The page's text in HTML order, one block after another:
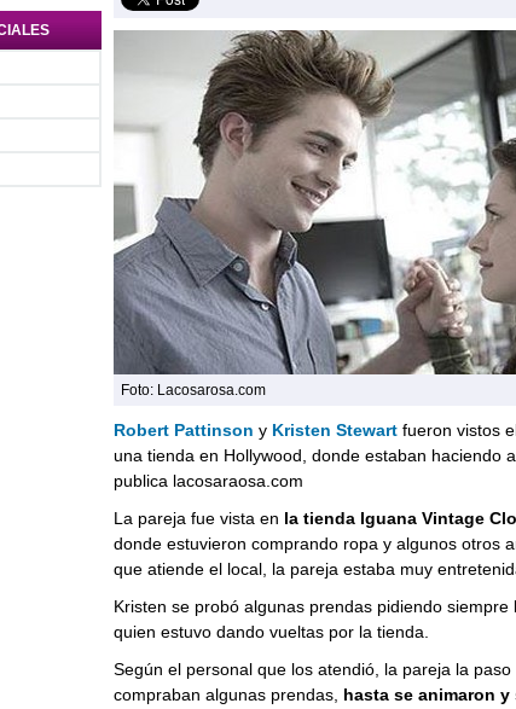
Foto: Lacosarosa.com
Robert Pattinson y Kristen Stewart fueron vistos
una tienda en Hollywood, donde estaban haciendo
publica lacosaraosa.com
La pareja fue vista en la tienda Iguana Vintage
donde estuvieron comprando ropa y algunos otros
que atiende el local, la pareja estaba muy
Kristen se probó algunas prendas pidiendo siempre
quien estuvo dando vueltas por la tienda.
Según el personal que los atendió, la pareja la
compraban algunas prendas, hasta se animaron